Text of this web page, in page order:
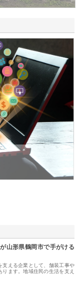
山形県鶴岡市で手がける
支える企業として、舗装工事や
ます。地域住民の生活を支え